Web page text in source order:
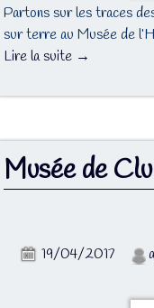
Partons sur les traces
sur terre au Musée de
Lire la suite →
Musée de
19/04/2017